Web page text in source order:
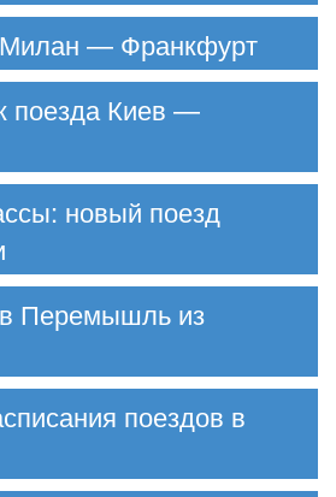
— Франкфурт
поезда Киев —
новый поезд
Перемышль из
поездов в